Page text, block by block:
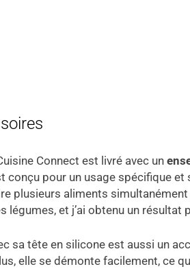
Connect est livré avec un
conçu pour un usage spécifique et
plusieurs aliments
légumes, et j’ai obtenu un
sa tête en silicone est aussi un
elle se démonte facilement, ce